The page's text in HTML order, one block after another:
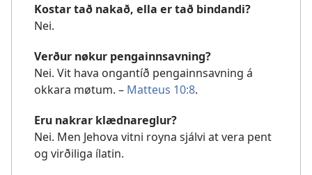
Kostar tað nakað, ella er tað bindandi?
Nei.
Verður nøkur pengainnsavning?
Nei. Vit hava ongantíð pengainnsavning á
okkara møtum. – Matteus 10:8.
Eru nakrar klædnareglur?
Nei. Men Jehova vitni royna sjálvi at vera pent
og virðiliga ílatin.